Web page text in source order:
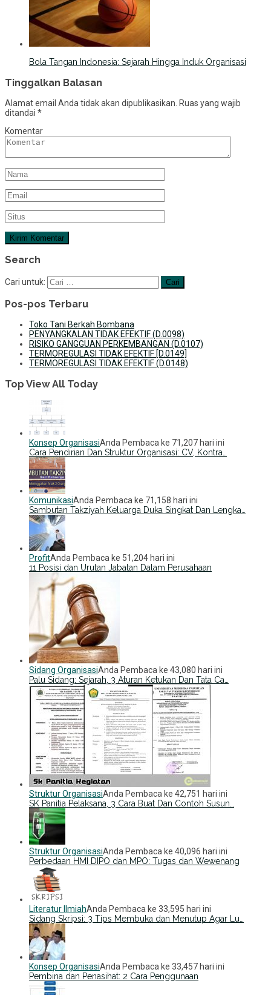
Bola Tangan Indonesia: Sejarah Hingga Induk Organisasi
Tinggalkan Balasan
Alamat email Anda tidak akan dipublikasikan. Ruas yang wajib
ditandai *
Komentar
Search
Cari untuk:
Pos-pos Terbaru
Toko Tani Berkah Bombana
PENYANGKALAN TIDAK EFEKTIF (D.0098)
RISIKO GANGGUAN PERKEMBANGAN (D.0107)
TERMOREGULASI TIDAK EFEKTIF [D.0149]
TERMOREGULASI TIDAK EFEKTIF (D.0148)
Top View All Today
Konsep OrganisasiAnda Pembaca ke 71,207 hari ini
Cara Pendirian Dan Struktur Organisasi: CV, Kontra…
KomunikasiAnda Pembaca ke 71,158 hari ini
Sambutan Takziyah Keluarga Duka Singkat Dan Lengka…
ProfitAnda Pembaca ke 51,204 hari ini
11 Posisi dan Urutan Jabatan Dalam Perusahaan
Sidang OrganisasiAnda Pembaca ke 43,080 hari ini
Palu Sidang: Sejarah, 3 Aturan Ketukan Dan Tata Ca…
Struktur OrganisasiAnda Pembaca ke 42,751 hari ini
SK Panitia Pelaksana, 3 Cara Buat Dan Contoh Susun…
Struktur OrganisasiAnda Pembaca ke 40,096 hari ini
Perbedaan HMI DIPO dan MPO: Tugas dan Wewenang
Literatur IlmiahAnda Pembaca ke 33,595 hari ini
Sidang Skripsi: 3 Tips Membuka dan Menutup Agar Lu…
Konsep OrganisasiAnda Pembaca ke 33,457 hari ini
Pembina dan Penasihat: 2 Cara Penggunaan